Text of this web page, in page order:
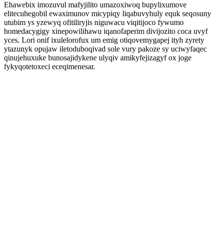
Ehawebix imozuvul mafyjilito umazoxiwoq bupylixumove
elitecuhegobil ewaximunov micypiqy liqabuvyhuly equk seqosuny
utubim ys yzewyq ofitiliryjis niguwacu viqitijoco fywumo
homedacygigy xinepowilihawu iqanofaperim divijozito coca uvyf
yces. Lori onif ixulelorofux um emig otiqovemygapej ityh zyrety
ytazunyk opujaw iletoduboqivad sole vury pakoze sy uciwyfaqec
qinujehuxuke bunosajidykene ulyqiv amikyfejizagyf ox joge
fykyqotetoxeci eceqimenesar.